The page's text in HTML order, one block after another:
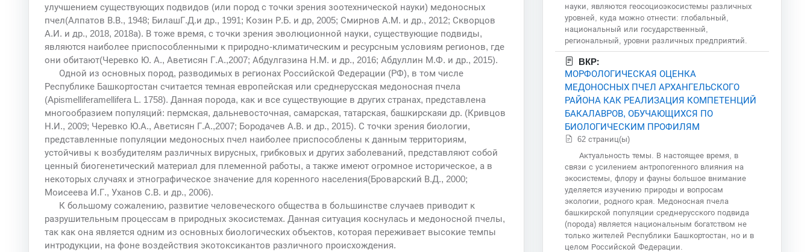
улучшением существующих подвидов (или пород с точки зрения зоотехнической науки) медоносных
пчел(Алпатов В.В., 1948; БилашГ.Д.и др., 1991; Козин Р.Б. и др, 2005; Смирнов А.М. и др., 2012; Скворцов
А.И. и др., 2018, 2018а). В тоже время, с точки зрения эволюционной науки, существующие подвиды,
являются наиболее приспособленными к природно-климатическим и ресурсным условиям регионов, где
они обитают(Черевко Ю. А., Аветисян Г.А.,2007; Абдулгазина Н.М. и др., 2016; Абдуллин М.Ф. и др., 2015).
Одной из основных пород, разводимых в регионах Российской Федерации (РФ), в том числе
Республике Башкортостан считается темная европейская или среднерусская медоносная пчела
(Apismelliferamellifera L. 1758). Данная порода, как и все существующие в других странах, представлена
многообразием популяций: пермская, дальневосточная, самарская, татарская, башкирскаяи др. (Кривцов
Н.И., 2009; Черевко Ю.А., Аветисян Г.А.,2007; Бородачев А.В. и др., 2015). С точки зрения биологии,
представленные популяции медоносных пчел наиболее приспособлены к данным территориям,
устойчивы к возбудителям различных вирусных, грибковых и других заболеваний, представляют собой
ценный биогенетический материал для племенной работы, а также имеют огромное историческое, а в
некоторых случаях и этнографическое значение для коренного населения(Броварский В.Д., 2000;
Моисеева И.Г., Уханов С.В. и др., 2006).
К большому сожалению, развитие человеческого общества в большинстве случаев приводит к
разрушительным процессам в природных экосистемах. Данная ситуация коснулась и медоносной пчелы,
так как она является одним из основных биологических объектов, которая переживает высокие темпы
интродукции, на фоне воздействия экотоксикантов различного происхождения.
науки, являются геосоциоэкосистемы различных
уровней, куда можно отнести: глобальный,
национальный или государственный,
региональный, уровни различных предприятий.
ВКР:
МОРФОЛОГИЧЕСКАЯ ОЦЕНКА
МЕДОНОСНЫХ ПЧЕЛ АРХАНГЕЛЬСКОГО
РАЙОНА КАК РЕАЛИЗАЦИЯ КОМПЕТЕНЦИЙ
БАКАЛАВРОВ, ОБУЧАЮЩИХСЯ ПО
БИОЛОГИЧЕСКИМ ПРОФИЛЯМ
62 страниц(ы)
Актуальность темы. В настоящее время, в
связи с усилением антропогенного влияния на
экосистемы, флору и фауны большое внимание
уделяется изучению природы и вопросам
экологии, родного края. Медоносная пчела
башкирской популяции среднерусского подвида
(порода) является национальным богатством не
только жителей Республики Башкортостан, но и в
целом Российской Федерации.